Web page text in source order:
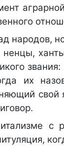
народов,
их
свой